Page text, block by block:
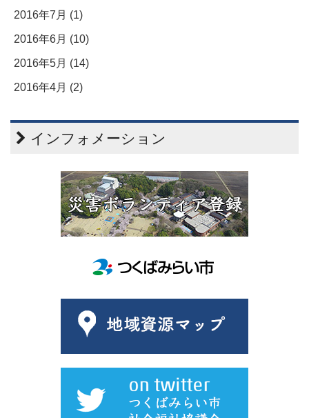
2016年7月 (1)
2016年6月 (10)
2016年5月 (14)
2016年4月 (2)
インフォメーション